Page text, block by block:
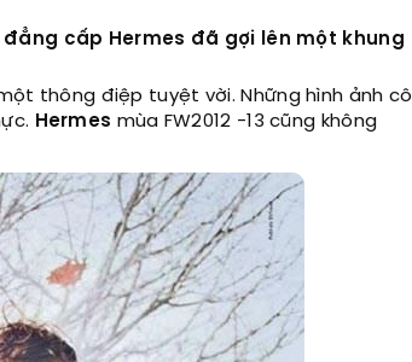
đẳng cấp Hermes đã gợi lên một khung
thông điệp tuyệt vời. Những hình ảnh cô
Hermes mùa FW2012 -13 cũng không